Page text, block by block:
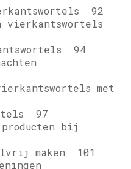
92
94
met
97
bij
maken 101